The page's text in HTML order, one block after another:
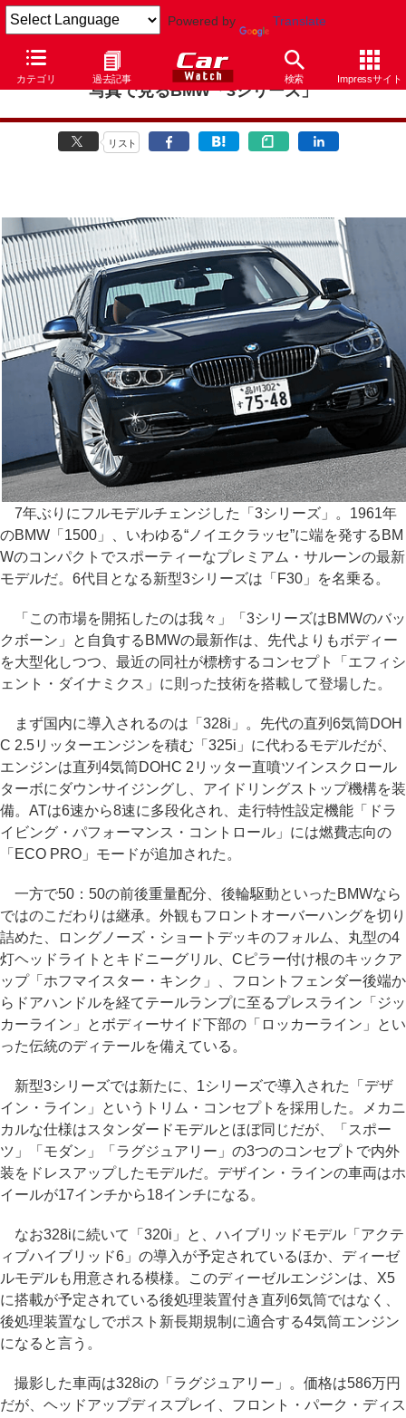
Powered by Translate
カテゴリ 過去記事 検索 Impressサイト
写真で見るBMW「3シリーズ」
リスト
7年ぶりにフルモデルチェンジした「3シリーズ」。1961年
のBMW「1500」、いわゆる“ノイエクラッセ”に端を発するBM
Wのコンパクトでスポーティーなプレミアム・サルーンの最新
モデルだ。6代目となる新型3シリーズは「F30」を名乗る。
「この市場を開拓したのは我々」「3シリーズはBMWのバッ
クボーン」と自負するBMWの最新作は、先代よりもボディー
を大型化しつつ、最近の同社が標榜するコンセプト「エフィシ
ェント・ダイナミクス」に則った技術を搭載して登場した。
まず国内に導入されるのは「328i」。先代の直列6気筒DOH
C 2.5リッターエンジンを積む「325i」に代わるモデルだが、
エンジンは直列4気筒DOHC 2リッター直噴ツインスクロール
ターボにダウンサイジングし、アイドリングストップ機構を装
備。ATは6速から8速に多段化され、走行特性設定機能「ドラ
イビング・パフォーマンス・コントロール」には燃費志向の
「ECO PRO」モードが追加された。
一方で50：50の前後重量配分、後輪駆動といったBMWなら
ではのこだわりは継承。外観もフロントオーバーハングを切り
詰めた、ロングノーズ・ショートデッキのフォルム、丸型の4
灯ヘッドライトとキドニーグリル、Cピラー付け根のキックア
ップ「ホフマイスター・キンク」、フロントフェンダー後端か
らドアハンドルを経てテールランプに至るプレスライン「ジッ
カーライン」とボディーサイド下部の「ロッカーライン」とい
った伝統のディテールを備えている。
新型3シリーズでは新たに、1シリーズで導入された「デザ
イン・ライン」というトリム・コンセプトを採用した。メカニ
カルな仕様はスタンダードモデルとほぼ同じだが、「スポー
ツ」「モダン」「ラグジュアリー」の3つのコンセプトで内外
装をドレスアップしたモデルだ。デザイン・ラインの車両はホ
イールが17インチから18インチになる。
なお328iに続いて「320i」と、ハイブリッドモデル「アクテ
ィブハイブリッド6」の導入が予定されているほか、ディーゼ
ルモデルも用意される模様。このディーゼルエンジンは、X5
に搭載が予定されている後処理装置付き直列6気筒ではなく、
後処理装置なしでポスト新長期規制に適合する4気筒エンジン
になると言う。
撮影した車両は328iの「ラグジュアリー」。価格は586万円
だが、ヘッドアップディスプレイ、フロント・パーク・ディス